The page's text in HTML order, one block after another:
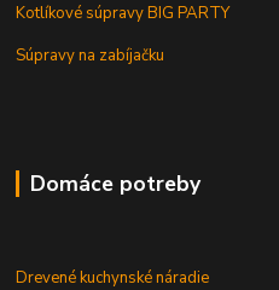
Kotlíkové súpravy BIG PARTY
Súpravy na zabíjačku
Domáce potreby
Drevené kuchynské náradie